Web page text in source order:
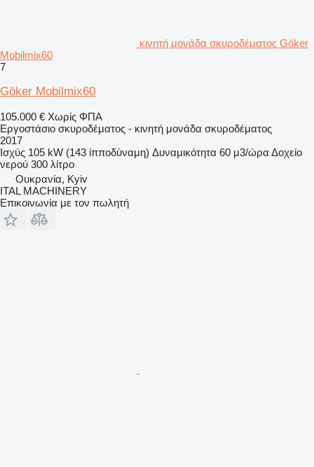
κινητή μονάδα σκυροδέματος Göker
Mobilmix60
7
Göker Mobilmix60
105.000 € Χωρίς ΦΠΑ
Εργοστάσιο σκυροδέματος - κινητή μονάδα σκυροδέματος
2017
Ισχύς 105 kW (143 ίπποδύναμη) Δυναμικότητα 60 μ3/ώρα Δοχείο
νερού 300 λίτρο
Ουκρανία, Kyiv
ITAL MACHINERY
Επικοινωνία με τον πωλητή